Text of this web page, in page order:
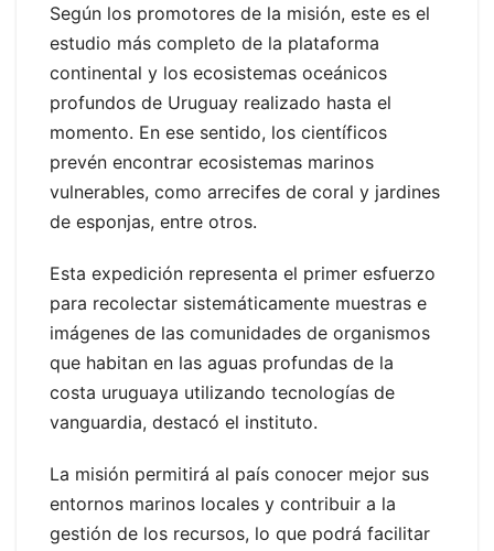
Según los promotores de la misión, este es el
estudio más completo de la plataforma
continental y los ecosistemas oceánicos
profundos de Uruguay realizado hasta el
momento. En ese sentido, los científicos
prevén encontrar ecosistemas marinos
vulnerables, como arrecifes de coral y jardines
de esponjas, entre otros.
Esta expedición representa el primer esfuerzo
para recolectar sistemáticamente muestras e
imágenes de las comunidades de organismos
que habitan en las aguas profundas de la
costa uruguaya utilizando tecnologías de
vanguardia, destacó el instituto.
La misión permitirá al país conocer mejor sus
entornos marinos locales y contribuir a la
gestión de los recursos, lo que podrá facilitar